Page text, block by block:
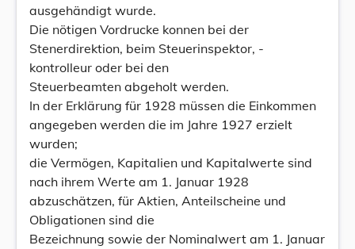
ausgehändigt wurde.
Die nötigen Vordrucke konnen bei der
Stenerdirektion, beim Steuerinspektor, -
kontrolleur oder bei den
Steuerbeamten abgeholt werden.
In der Erklärung für 1928 müssen die Einkommen
angegeben werden die im Jahre 1927 erzielt
wurden;
die Vermögen, Kapitalien und Kapitalwerte sind
nach ihrem Werte am 1. Januar 1928
abzuschätzen, für Aktien, Anteilscheine und
Obligationen sind die
Bezeichnung sowie der Nominalwert am 1. Januar